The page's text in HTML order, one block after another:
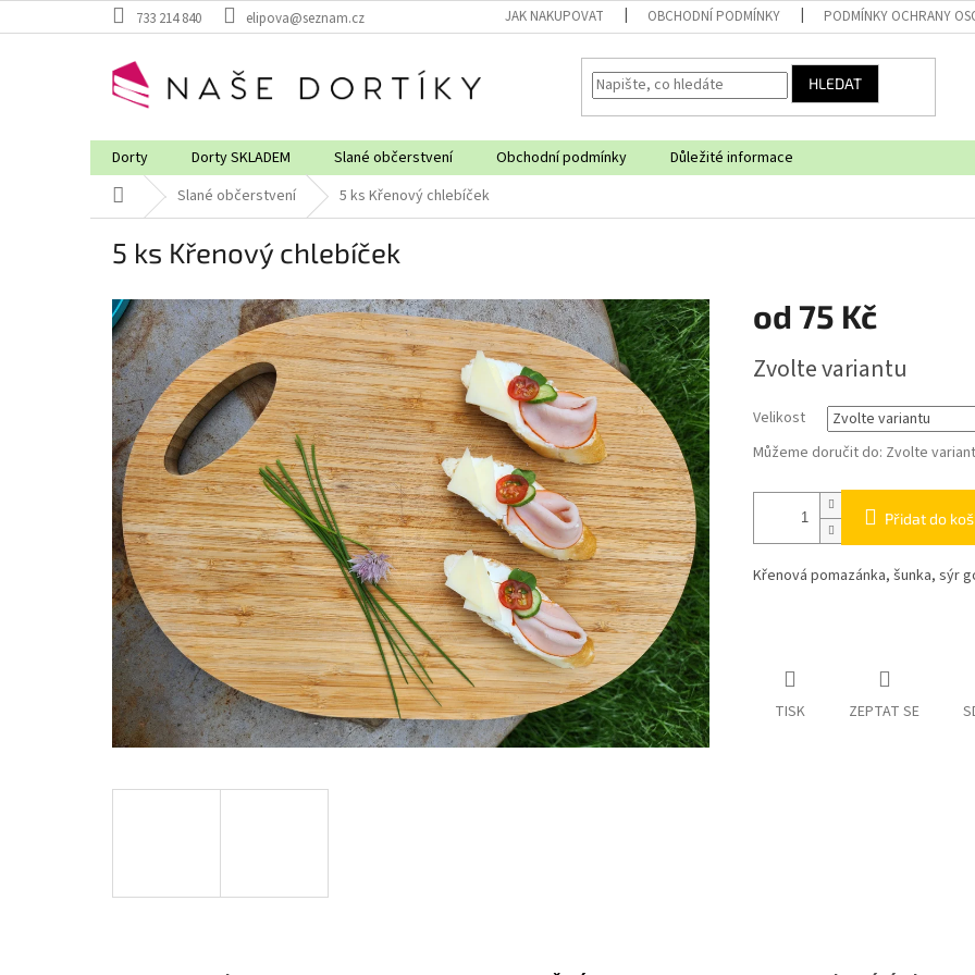
na
733 214 840 elipova@seznam.cz JAK NAKUPOVAT OBCHODNÍ PODMÍNKY PODMÍNKY OCHRANY
HLEDAT
Dorty Dorty SKLADEM Slané občerstvení Obchodní podmínky
Důležité informace
Domů Slané občerstvení 5 ks Křenový chlebíček
5 ks Křenový chlebíček
od 75 Kč
cena:
Zvolte variantu
Velikost
Můžeme doručit do: Zvolte
Přidat do
Křenová pomazánka, šunka, sýr
TISK ZEPTAT SE